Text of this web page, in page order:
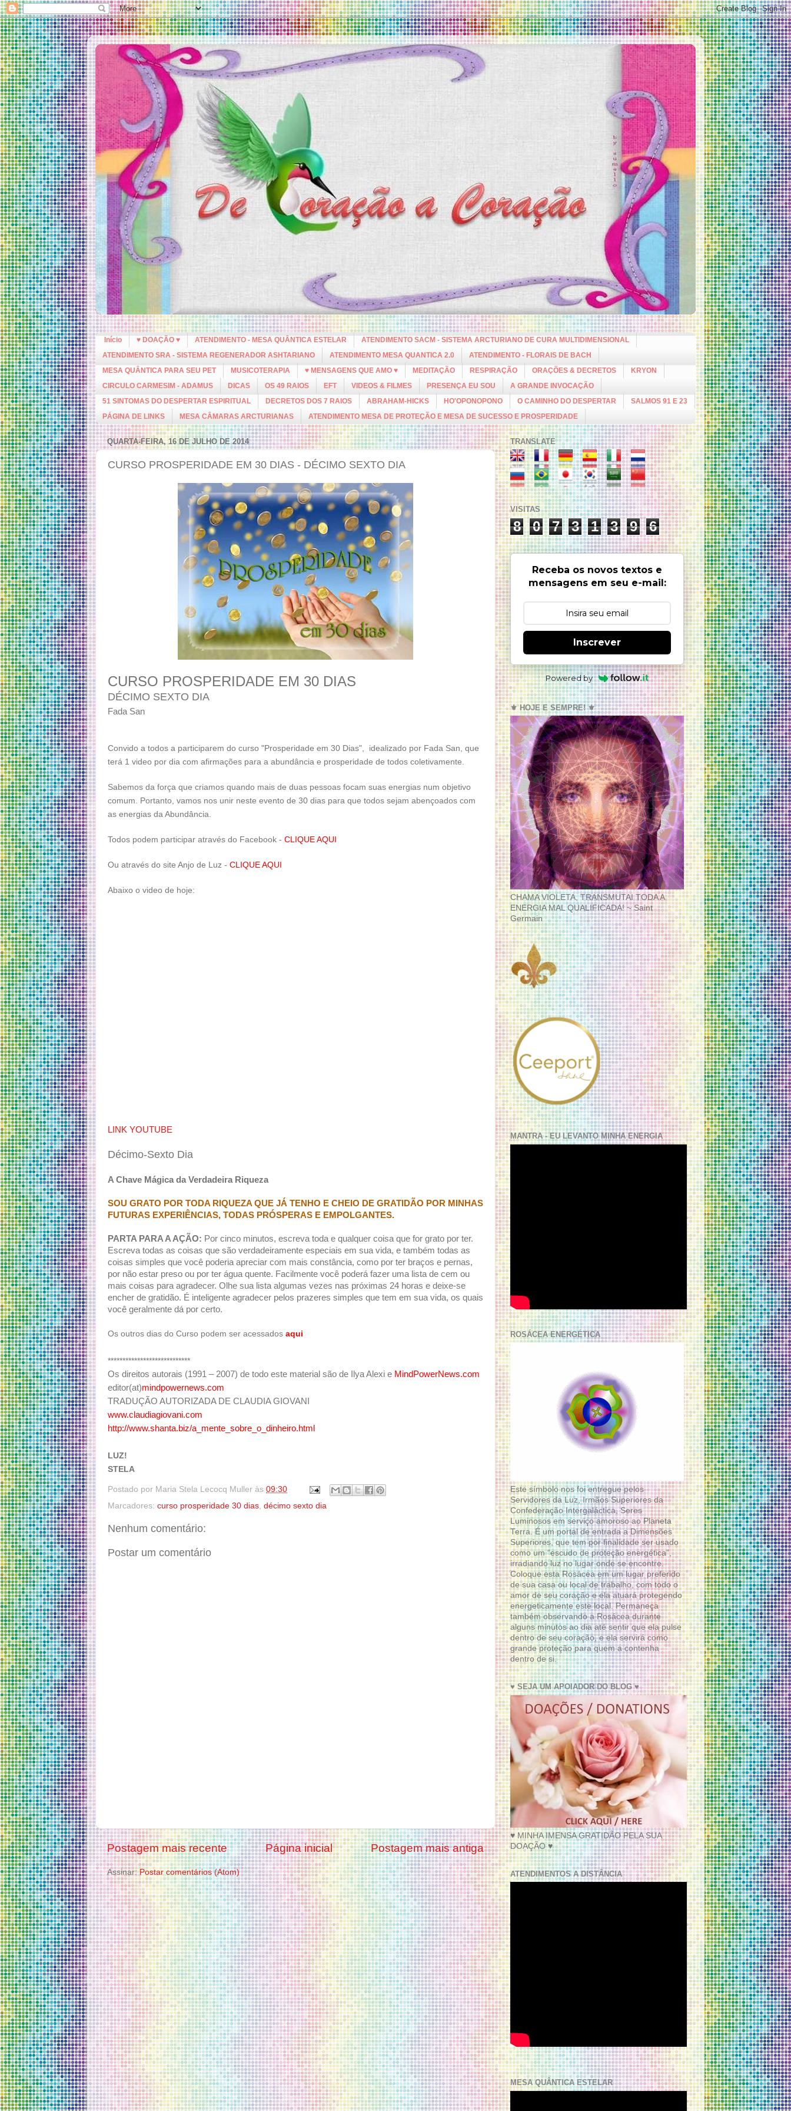
Início ♥ DOAÇÃO ♥ ATENDIMENTO - MESA QUÂNTICA ESTELAR
ATENDIMENTO SACM - SISTEMA ARCTURIANO DE CURA MULTIDIMENSIONAL
ATENDIMENTO SRA - SISTEMA REGENERADOR ASHTARIANO
ATENDIMENTO MESA QUANTICA 2.0
ATENDIMENTO - FLORAIS DE BACH
MESA QUÂNTICA PARA SEU PET
MUSICOTERAPIA ♥ MENSAGENS QUE AMO ♥ MEDITAÇÃO RESPIRAÇÃO ORAÇÕES & DECRETOS
KRYON
CIRCULO CARMESIM - ADAMUS
DICAS OS 49 RAIOS EFT VIDEOS & FILMES PRESENÇA EU SOU
A GRANDE INVOCAÇÃO
51 SINTOMAS DO DESPERTAR ESPIRITUAL
DECRETOS DOS 7 RAIOS ABRAHAM-HICKS HO'OPONOPONO O CAMINHO DO DESPERTAR
SALMOS 91 E 23
PÁGINA DE LINKS
MESA CÂMARAS ARCTURIANAS ATENDIMENTO MESA DE PROTEÇÃO E MESA DE SUCESSO E PROSPERIDADE
QUARTA-FEIRA, 16 DE JULHO DE 2014
CURSO PROSPERIDADE EM 30 DIAS - DÉCIMO SEXTO DIA
CURSO PROSPERIDADE EM 30 DIAS
DÉCIMO SEXTO DIA
Fada San
Convido a todos a participarem do curso "Prosperidade em 30 Dias", idealizado por Fada San, que
terá 1 video por dia com afirmações para a abundância e prosperidade de todos coletivamente.
Sabemos da força que criamos quando mais de duas pessoas focam suas energias num objetivo
comum. Portanto, vamos nos unir neste evento de 30 dias para que todos sejam abençoados com
as energias da Abundância.
Todos podem participar através do Facebook - CLIQUE AQUI
Ou através do site Anjo de Luz - CLIQUE AQUI
Abaixo o video de hoje:
LINK YOUTUBE
Décimo-Sexto Dia
A Chave Mágica da Verdadeira Riqueza
SOU GRATO POR TODA RIQUEZA QUE JÁ TENHO E CHEIO DE GRATIDÃO POR MINHAS
FUTURAS EXPERIÊNCIAS, TODAS PRÓSPERAS E EMPOLGANTES.
PARTA PARA A AÇÃO: Por cinco minutos, escreva toda e qualquer coisa que for grato por ter.
Escreva todas as coisas que são verdadeiramente especiais em sua vida, e também todas as
coisas simples que você poderia apreciar com mais constância, como por ter braços e pernas,
por não estar preso ou por ter água quente. Facilmente você poderá fazer uma lista de cem ou
mais coisas para agradecer. Olhe sua lista algumas vezes nas próximas 24 horas e deixe-se
encher de gratidão. É inteligente agradecer pelos prazeres simples que tem em sua vida, os quais
você geralmente dá por certo.
Os outros dias do Curso podem ser acessados aqui
****************************
Os direitos autorais (1991 – 2007) de todo este material são de Ilya Alexi e MindPowerNews.com
editor(at)mindpowernews.com
TRADUÇÃO AUTORIZADA DE CLAUDIA GIOVANI
www.claudiagiovani.com
http://www.shanta.biz/a_mente_sobre_o_dinheiro.html
LUZ!
STELA
Postado por Maria Stela Lecocq Muller às 09:30
Marcadores: curso prosperidade 30 dias décimo sexto dia
Nenhum comentário:
Postar um comentário
Postagem mais recente Postagem mais antiga
Página inicial
Assinar:Postar comentários (Atom)
TRANSLATE
VISITAS
8 0 7 3 1 3 9 6
Receba os novos textos e
mensagens em seu e-mail:
Inscrever
Powered by
⚜️ HOJE E SEMPRE! ⚜️
CHAMA VIOLETA, TRANSMUTAI TODA A
ENERGIA MAL QUALIFICADA! ~ Saint
Germain
MANTRA - EU LEVANTO MINHA ENERGIA
ROSÁCEA ENERGÉTICA
Este símbolo nos foi entregue pelos
Servidores da Luz, Irmãos Superiores da
Confederação Intergaláctica, Seres
Luminosos em serviço amoroso ao Planeta
Terra. É um portal de entrada a Dimensões
Superiores, que tem por finalidade ser usado
como um “escudo de proteção energética”,
irradiando luz no lugar onde se encontre.
Coloque esta Rosácea em um lugar preferido
de sua casa ou local de trabalho, com todo o
amor de seu coração e ela atuará protegendo
energeticamente este local. Permaneça
também observando a Rosácea durante
alguns minutos ao dia até sentir que ela pulse
dentro de seu coração, e ela servirá como
grande proteção para quem a contenha
dentro de si.
♥ SEJA UM APOIADOR DO BLOG ♥
♥ MINHA IMENSA GRATIDÃO PELA SUA
DOAÇÃO ♥
ATENDIMENTOS A DISTÂNCIA
MESA QUÂNTICA ESTELAR